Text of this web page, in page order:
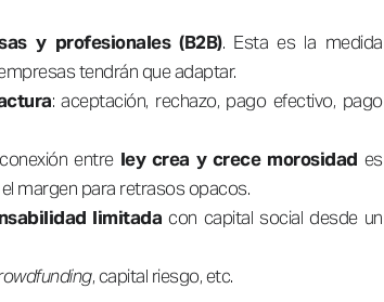
y profesionales (B2B). Esta es la medida
tendrán que adaptar.
: aceptación, rechazo, pago efectivo, pago
entre ley crea y crece morosidad es
margen para retrasos opacos.
limitada con capital social desde un
, capital riesgo, etc.